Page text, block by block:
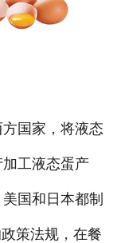
国家，将液态
工液态蛋产
国和日本都制
策法规，在餐